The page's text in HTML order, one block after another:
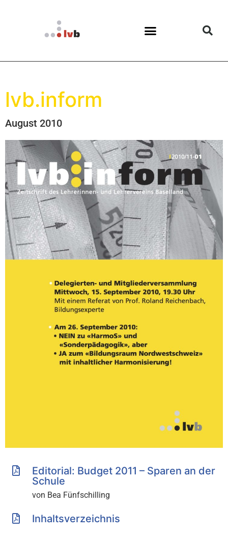
lvb.inform
August 2010
Editorial: Budget 2011 – Sparen an der
Schule
von Bea Fünfschilling
Inhaltsverzeichnis